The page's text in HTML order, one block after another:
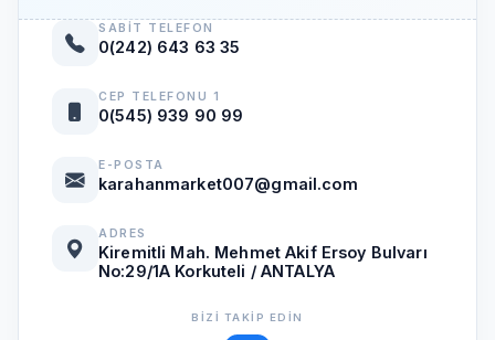
SABIT TELEFON
0(242) 643 63 35
CEP TELEFONU 1
0(545) 939 90 99
E-POSTA
karahanmarket007@gmail.com
ADRES
Kiremitli Mah. Mehmet Akif Ersoy Bulvarı
No:29/1A Korkuteli / ANTALYA
BIZI TAKIP EDIN